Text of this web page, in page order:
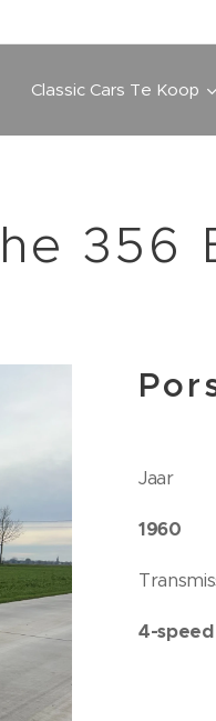
Classic Cars Te Koop
356
Jaar
1960
4-